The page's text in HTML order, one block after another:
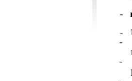
-
-
-
-